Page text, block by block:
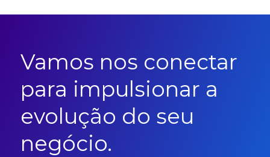
Vamos nos conectar
para impulsionar a
evolução do seu
negócio.